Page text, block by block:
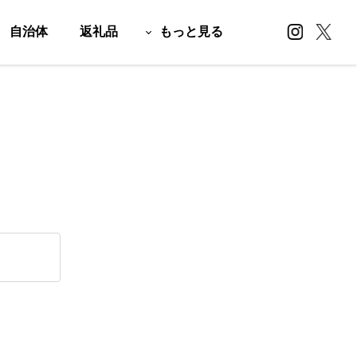
自治体 返礼品 もっと見る